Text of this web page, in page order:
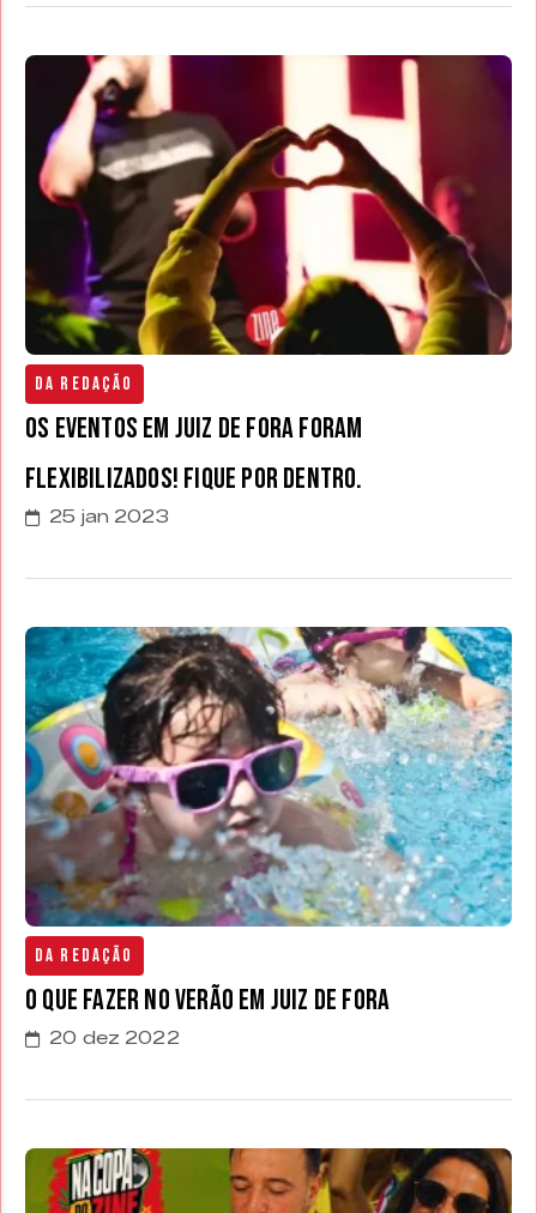
Da Redação
Os eventos em Juiz de Fora foram
FLEXIBILIZADOS! Fique por dentro.
25 jan 2023
Da Redação
O que fazer no verão em Juiz de Fora
20 dez 2022